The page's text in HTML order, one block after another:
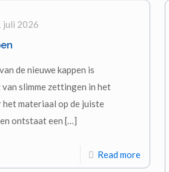
juli 2026
de nieuwe kappen is
slimme zettingen in het
materiaal op de juiste
ontstaat een […]
Read more